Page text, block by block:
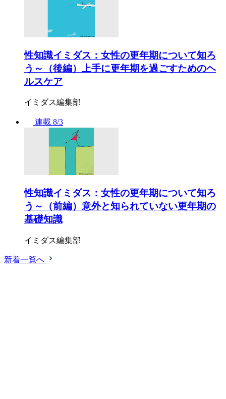
性知識イミダス：女性の更年期について知ろ
う～（後編）上手に更年期を過ごすためのヘ
ルスケア
イミダス編集部
連載 8/3
性知識イミダス：女性の更年期について知ろ
う～（前編）意外と知られていない更年期の
基礎知識
イミダス編集部
新着一覧へ